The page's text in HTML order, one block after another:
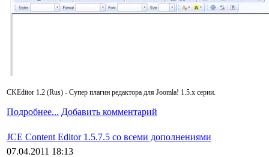
CKEditor 1.2 (Rus) - Супер плагин редактора для Joomla! 1.5.x серии.
Подробнее... Добавить комментарий
JCE Content Editor 1.5.7.5 со всеми дополнениями
07.04.2011 18:13